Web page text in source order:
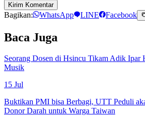
Kirim Komentar
Bagikan: WhatsApp LINE Facebook
Baca Juga
Seorang Dosen di Hsincu Tikam Adik Ipar
Musik
15 Jul
Buktikan PMI bisa Berbagi, UTT Peduli
Donor Darah untuk Warga Taiwan